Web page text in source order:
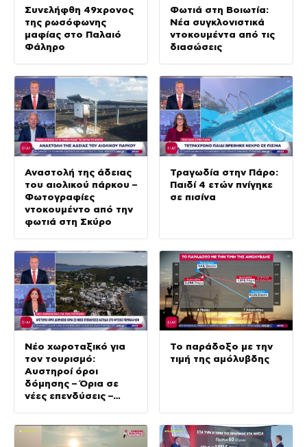
Συνελήφθη 49χρονος
της ρωσόφωνης
μαφίας στο Παλαιό
Φάληρο
Φωτιά στη Βοιωτία:
Νέα συγκλονιστικά
ντοκουμέντα από τις
διασώσεις
Αναστολή της άδειας
του αιολικού πάρκου –
Φωτογραφίες
ντοκουμέντο από την
φωτιά στη Σκύρο
Τραγωδία στην Πάρο:
Παιδί 4 ετών πνίγηκε
σε πισίνα
Νέο χωροταξικό για
τον τουρισμό:
Αυστηροί όροι
δόμησης – Όρια σε
νέες επενδύσεις –
Το παράδοξο με την
τιμή της αμόλυβδης